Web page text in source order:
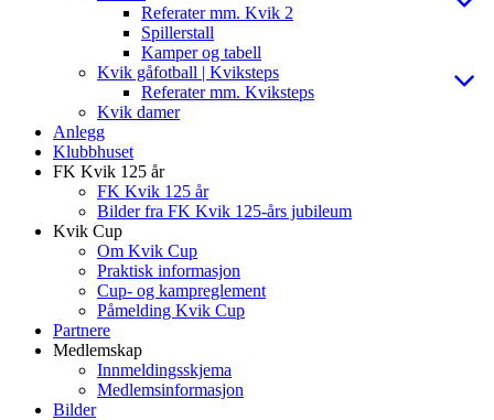
Referater mm. Kvik 2
Spillerstall
Kamper og tabell
Kvik gåfotball | Kviksteps
Referater mm. Kviksteps
Kvik damer
Anlegg
Klubbhuset
FK Kvik 125 år
FK Kvik 125 år
Bilder fra FK Kvik 125-års jubileum
Kvik Cup
Om Kvik Cup
Praktisk informasjon
Cup- og kampreglement
Påmelding Kvik Cup
Partnere
Medlemskap
Innmeldingsskjema
Medlemsinformasjon
Bilder